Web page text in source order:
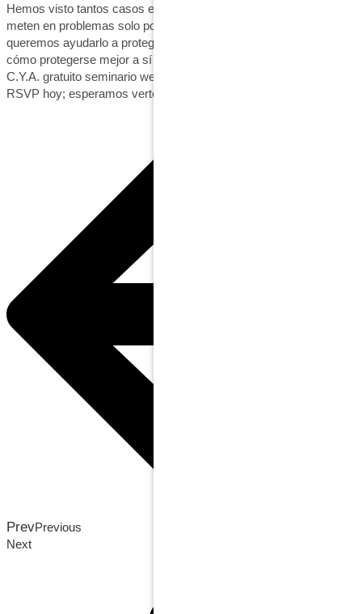
Hemos visto tantos casos en los que los subcontratistas se
meten en problemas solo por el lenguaje de sus contratos, y
queremos ayudarlo a protegerlo. Courtney Stricklen le enseñará
cómo protegerse mejor a sí mismo y a su negocio en nuestro
C.Y.A. gratuito seminario web el 20 de octubre a las 12:00 h.
RSVP hoy; esperamos verte.
PrevPrevious
Next